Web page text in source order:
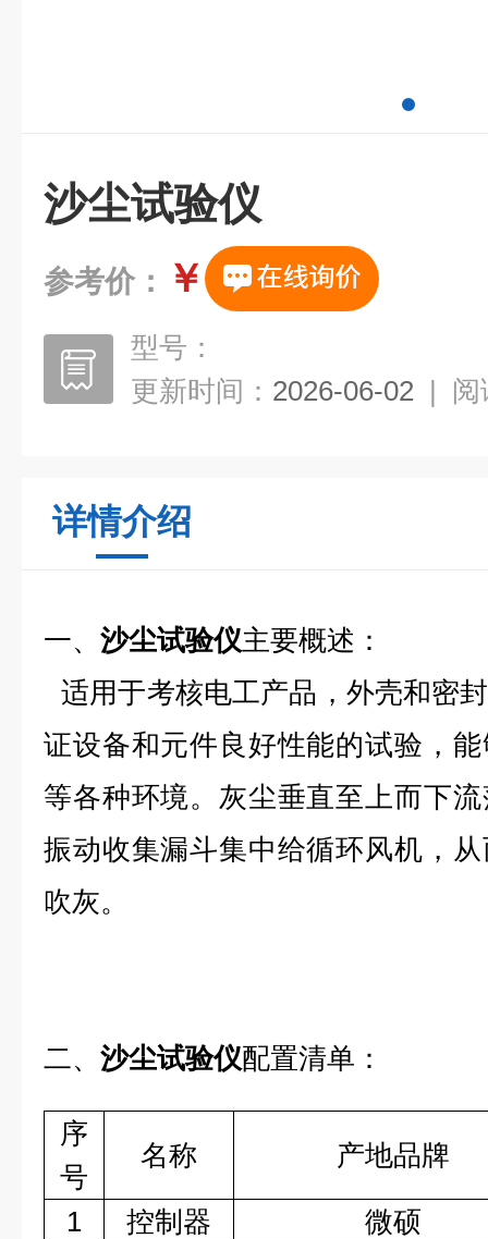
沙尘试验仪
参考价： ￥
型号：
更新时间： 2026-06-02 | 阅
详情介绍
一、 沙尘试验仪主要概述：
适用于考核电工产品，外壳和密
证设备和元件良好性能的试验，
等各种环境。灰尘垂直至上而下
振动收集漏斗集中给循环风机，
吹灰。
二、 沙尘试验仪配置清单：
序
号
名称 产地品牌
1 控制器
微硕